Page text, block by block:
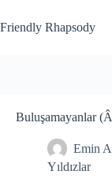
Friendly Rhapsody
Buluşamayanlar
Emin
Yıldızlar